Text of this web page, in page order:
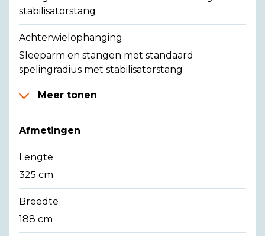
stabilisatorstang
Achterwielophanging
Sleeparm en stangen met standaard
spelingradius met stabilisatorstang
Meer tonen
Afmetingen
Lengte
325 cm
Breedte
188 cm